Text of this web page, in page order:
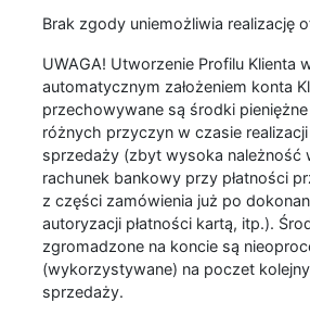
Brak zgody uniemożliwia realizację
UWAGA! Utworzenie Profilu Klienta
automatycznym założeniem konta
przechowywane są środki
różnych przyczyn w czasie
sprzedaży (zbyt wysoka należność
rachunek bankowy przy płatności
z części zamówienia już po
autoryzacji płatności kartą, itp.).
zgromadzone na koncie są
(wykorzystywane) na poczet
sprzedaży.